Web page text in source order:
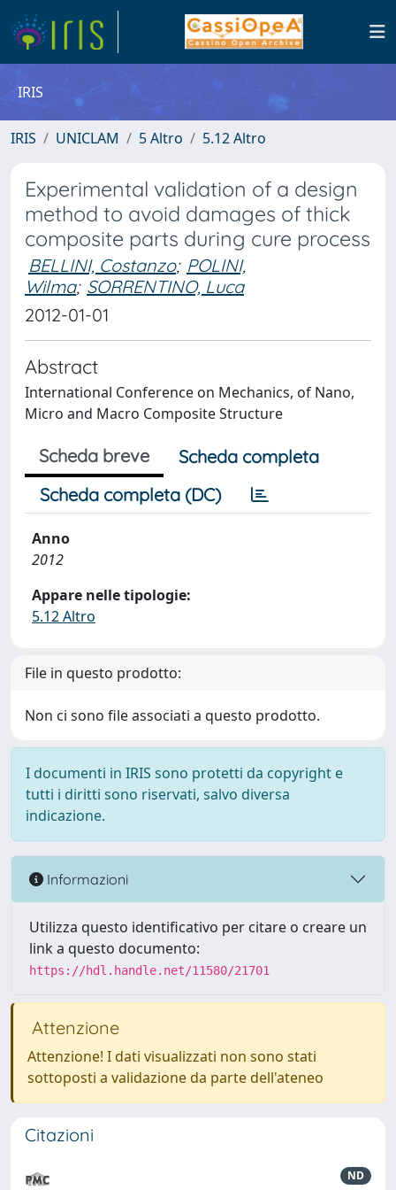
IRIS
IRIS UNICLAM 5 Altro 5.12 Altro
Experimental validation of a design
method to avoid damages of thick
composite parts during cure process
BELLINI, Costanzo; POLINI,
Wilma; SORRENTINO, Luca
2012-01-01
Abstract
International Conference on Mechanics, of Nano,
Micro and Macro Composite Structure
Scheda breve
Scheda completa
Scheda completa (DC)
Anno
2012
Appare nelle tipologie:
5.12 Altro
File in questo prodotto:
Non ci sono file associati a questo prodotto.
I documenti in IRIS sono protetti da copyright e
tutti i diritti sono riservati, salvo diversa
indicazione.
Informazioni
Utilizza questo identificativo per citare o creare un
link a questo documento:
https://hdl.handle.net/11580/21701
Attenzione
Attenzione! I dati visualizzati non sono stati
sottoposti a validazione da parte dell'ateneo
Citazioni
ND